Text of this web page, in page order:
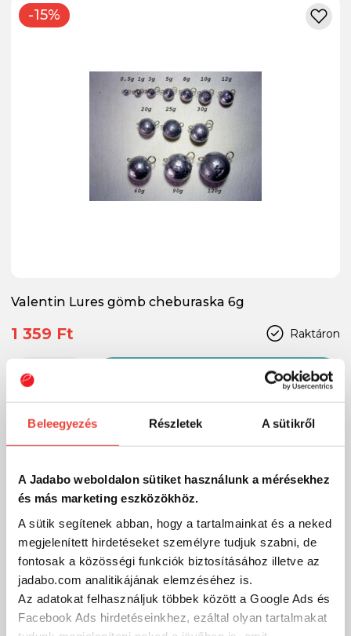
Beleegyezés Részletek A sütikről
A Jadabo weboldalon sütiket használunk a mérésekhez
és más marketing eszközökhöz.
A sütik segítenek abban, hogy a tartalmainkat és a neked
megjelenített hirdetéseket személyre tudjuk szabni, de
fontosak a közösségi funkciók biztosításához illetve az
jadabo.com analitikájának elemzéséhez is.
Az adatokat felhasználjuk többek között a Google Ads és
Facebook Ads hirdetéseinkhez, ezáltal olyan tartalmakat
-15%
Valentin Lures gömb cheburaska 6g
Raktáron
1 359 Ft
SZÁKOLOM
-15%